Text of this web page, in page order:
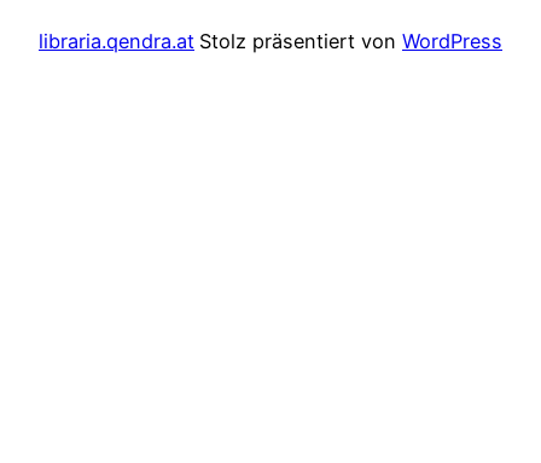
libraria.qendra.at Stolz präsentiert von WordPress